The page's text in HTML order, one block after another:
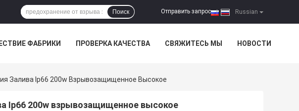
Russian
Отправить запрос |
Поиск
ФАБРИКИ ПРОВЕРКА КАЧЕСТВА СВЯЖИТЕСЬ МЫ НОВОСТИ
Залива Ip66 200w Взрывозащищенное Высокое
Ip66 200w взрывозащищенное высокое